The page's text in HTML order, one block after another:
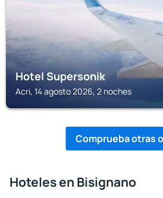
Hotel Supersonik
Acri, 14 agosto 2026, 2 noches
Comprueba otras
Hoteles en Bisignano